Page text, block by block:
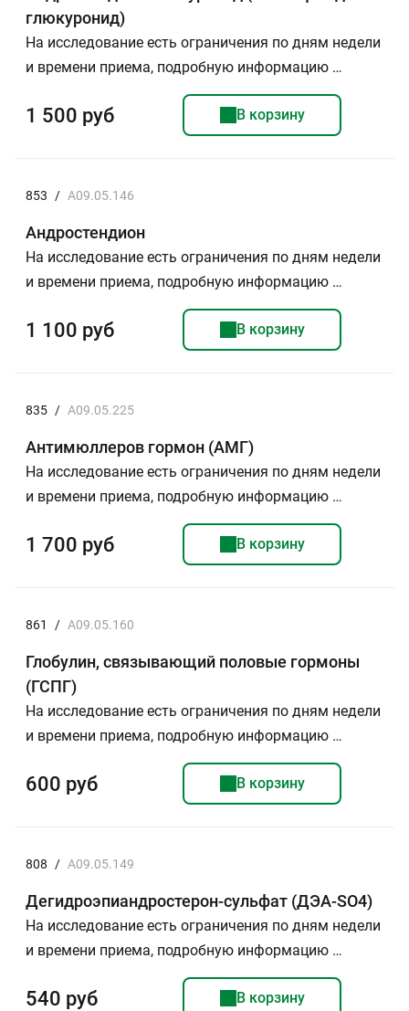
глюкуронид)
На исследование есть ограничения по дням недели
и времени приема, подробную информацию …
1 500 руб В корзину
853 / A09.05.146
Андростендион
На исследование есть ограничения по дням недели
и времени приема, подробную информацию …
1 100 руб В корзину
835 / A09.05.225
Антимюллеров гормон (АМГ)
На исследование есть ограничения по дням недели
и времени приема, подробную информацию …
1 700 руб В корзину
861 / A09.05.160
Глобулин, связывающий половые гормоны
(ГСПГ)
На исследование есть ограничения по дням недели
и времени приема, подробную информацию …
600 руб В корзину
808 / A09.05.149
Дегидроэпиандростерон-сульфат (ДЭА-SO4)
На исследование есть ограничения по дням недели
и времени приема, подробную информацию …
540 руб В корзину